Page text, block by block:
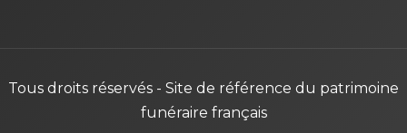
Tous droits réservés - Site de référence du patrimoine
funéraire français